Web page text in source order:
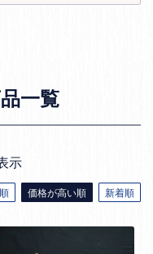
一覧
価格が高い順 新着順
示